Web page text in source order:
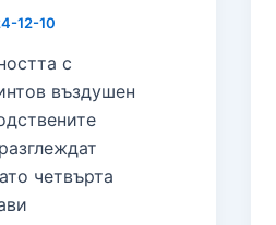
12-10
с
въздушен
четвърта